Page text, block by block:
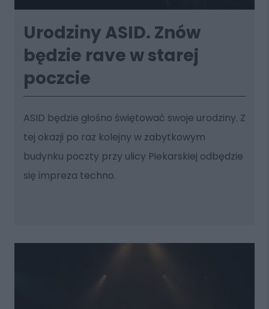
Urodziny ASID. Znów
będzie rave w starej
poczcie
ASID będzie głośno świętować swoje urodziny. Z
tej okazji po raz kolejny w zabytkowym
budynku poczty przy ulicy Piekarskiej odbędzie
się impreza techno.